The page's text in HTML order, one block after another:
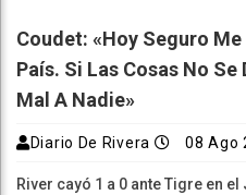
Coudet: «Hoy Seguro
País. Si Las Cosas No
Mal A Nadie»
Diario De Rivera 08 Ago
River cayó 1 a 0 ante Tigre en